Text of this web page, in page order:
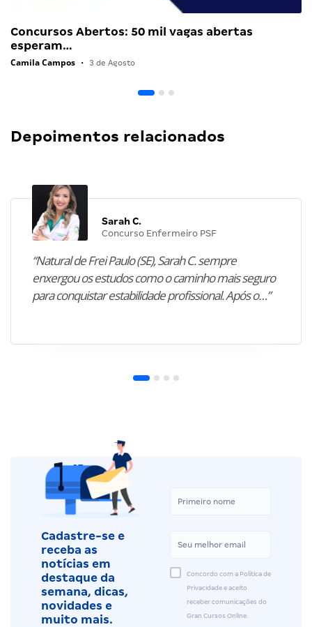
Concursos Abertos: 50 mil vagas abertas
esperam…
Camila Campos • 3 de Agosto
Depoimentos relacionados
Sarah C.
Concurso Enfermeiro PSF
“Natural de Frei Paulo (SE), Sarah C. sempre
enxergou os estudos como o caminho mais seguro
para conquistar estabilidade profissional. Após o…”
Cadastre-se e
receba as
notícias em
destaque da
semana, dicas,
novidades e
muito mais.
Concordo com a Política de
Privacidade e aceito
receber comunicações do
Gran Cursos Online.